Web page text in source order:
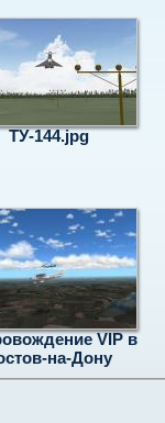
ТУ-144.jpg
VIP в
на-Дону